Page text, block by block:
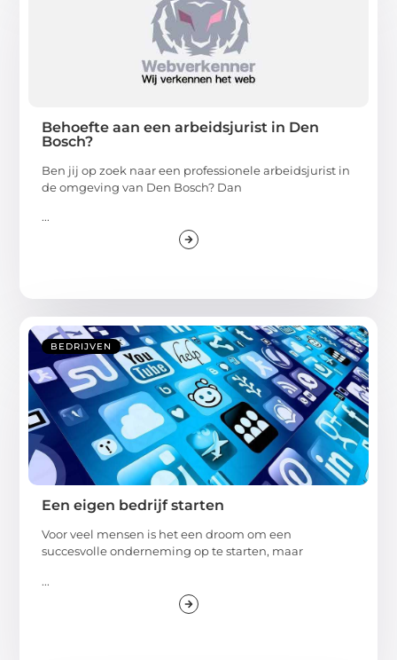
Behoefte aan een arbeidsjurist in Den
Bosch?
Ben jij op zoek naar een professionele arbeidsjurist in
de omgeving van Den Bosch? Dan
...
BEDRIJVEN
Een eigen bedrijf starten
Voor veel mensen is het een droom om een
succesvolle onderneming op te starten, maar
...